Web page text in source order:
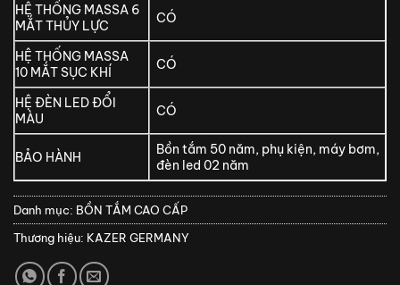
HỆ THỐNG MASSA 6
MẮT THỦY LỰC
CÓ
HỆ THỐNG MASSA
10 MẮT SỤC KHÍ
CÓ
HỆ ĐÈN LED ĐỔI
MÀU
CÓ
BẢO HÀNH
Bồn tắm 50 năm, phụ kiện, máy bơm,
đèn led 02 năm
Danh mục: BỒN TẮM CAO CẤP
Thương hiệu: KAZER GERMANY